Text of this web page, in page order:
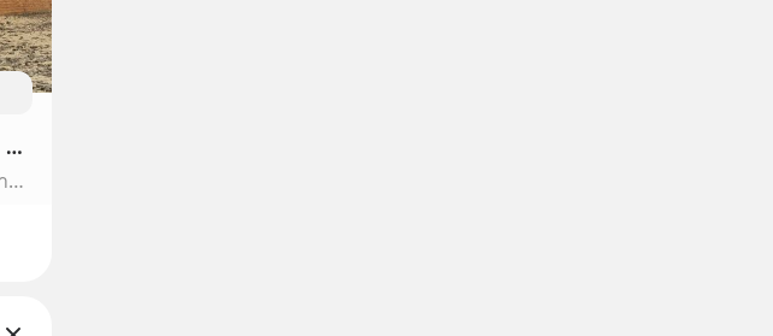
หมู่บ้านช้าง สุรินทร์ 🐘 Elephant world | เที่ยวคนเดียว EP02 | The Bggaro Trips
แบกเป้ เที่ยวคนเดียว ศูนย์คชศึกษา (คด-ชะ-สึก-สา) หมู่บ้านช้าง บ้านตากลาง ตำบลกระโพ อำเภอท่าตูม จังหวัดสุรินทร์ 📌การเดินทางด้วยรถสองแถวจาก สถานีขนส่งผู้โดยส...